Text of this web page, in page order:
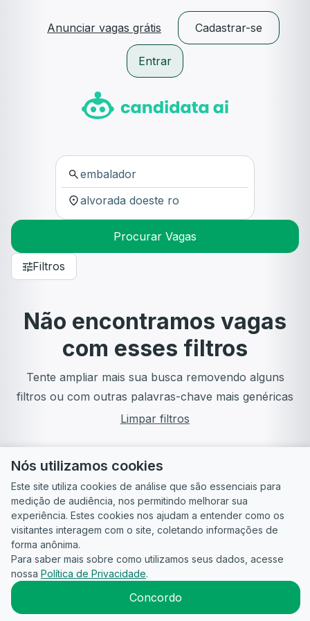
Anunciar vagas grátis Cadastrar-se
Entrar
Procurar Vagas
Filtros
Não encontramos vagas
com esses filtros
Tente ampliar mais sua busca removendo alguns
filtros ou com outras palavras-chave mais genéricas
Limpar filtros
Guia do
Candidato
Para
empresas
Política de
Privacidade
Termos
2026CandidataAI
Nós utilizamos cookies
Este site utiliza cookies de análise que são essenciais para
medição de audiência, nos permitindo melhorar sua
experiência. Estes cookies nos ajudam a entender como os
visitantes interagem com o site, coletando informações de
forma anônima.
Para saber mais sobre como utilizamos seus dados, acesse
nossa Política de Privacidade.
Concordo